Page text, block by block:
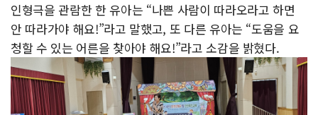
인형극을 관람한 한 유아는 “나쁜 사람이 따라오라고 하면
안 따라가야 해요!”라고 말했고, 또 다른 유아는 “도움을 요
청할 수 있는 어른을 찾아야 해요!”라고 소감을 밝혔다.